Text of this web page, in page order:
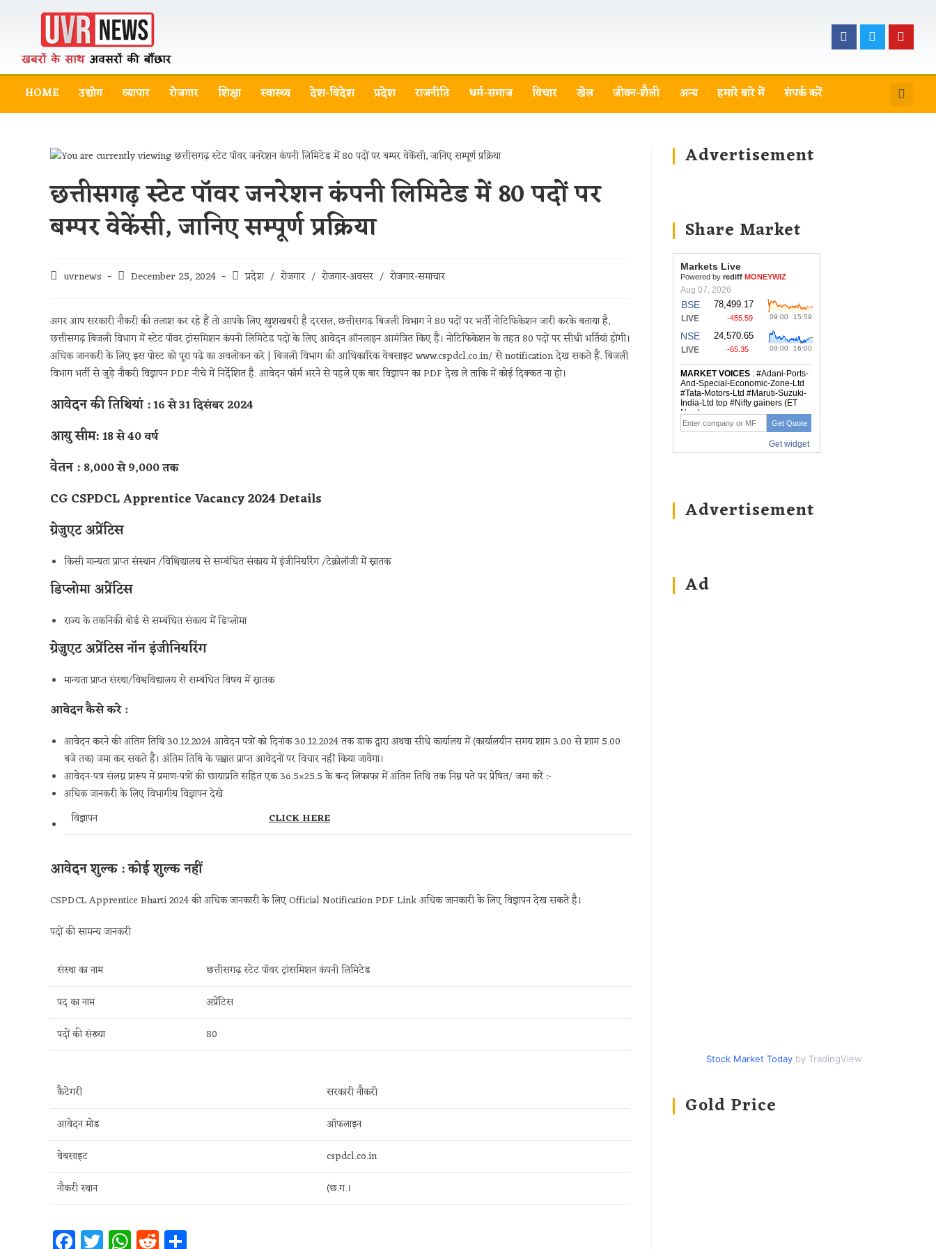
HOME उद्योग व्यापार रोजगार शिक्षा स्वास्थ्य देश-विदेश प्रदेश राजनीति धर्म-समाज विचार खेल जीवन-शैली अन्य हमारे बारे में संपर्क करें
छत्तीसगढ़ स्टेट पॉवर जनरेशन कंपनी लिमिटेड में 80 पदों पर
बम्पर वेकेंसी, जानिए सम्पूर्ण प्रक्रिया
uvrnews December 25, 2024 प्रदेश / रोजगार / रोजगार-अवसर / रोजगार-समाचार
अगर आप सरकारी नौकरी की तलाश कर रहे हैं तो आपके लिए खुशखबरी है दरसल, छत्तीसगढ़ बिजली विभाग ने 80 पदों पर भर्ती नोटिफिकेशन जारी करके बताया है,
छत्तीसगढ़ बिजली विभाग में स्टेट पॉवर ट्रांसमिशन कंपनी लिमिटेड पदों के लिए आवेदन ऑनलाइन आमंत्रित किए हैं। नोटिफिकेशन के तहत 80 पदों पर सीधी भर्तियां होंगी।
अधिक जानकरी के लिए इस पोस्ट को पूरा पढ़े का अवलोकन करे | बिजली विभाग की आधिकारिक वेबसाइट www.cspdcl.co.in/ से notification देख सकते हैं. बिजली
विभाग भर्ती से जुड़े नौकरी विज्ञापन PDF नीचे में निर्देशित है. आवेदन फॉर्म भरने से पहले एक बार विज्ञापन का PDF देख ले ताकि में कोई दिक्कत ना हो।
आवेदन की तिथियां :16 से31 दिसंबर 2024
आयु सीम:18 से 40 वर्ष
वेतन : 8,000 से 9,000 तक
CG CSPDCL Apprentice Vacancy 2024 Details
ग्रेजुएट अप्रेंटिस
किसी मान्यता प्राप्त संस्थान /विश्विद्यालय से सम्बंधित संकाय में इंजीनियरिंग /टेक्नोलॉजी में स्नातक
डिप्लोमा अप्रेंटिस
राज्य के तकनिकी बोर्ड से सम्बंधित संकाय में डिप्लोमा
ग्रेजुएट अप्रेंटिस नॉन इंजीनियरिंग
मान्यता प्राप्त संस्था/विश्वविद्यालय से सम्बंधित विषय में स्नातक
आवेदन कैसे करे :
आवेदन करने की अंतिम तिथि 30.12.2024 आवेदन पत्रों को दिनांक 30.12.2024 तक डाक द्वारा अथवा सीधे कार्यालय में (कार्यालयीन समय शाम 3.00 से शाम 5.00
बजे तक) जमा कर सकते हैं। अंतिम तिथि के पश्चात प्राप्त आवेदनों पर विचार नहीं किया जावेगा।
आवेदन-पत्र संलग्न प्रारूप में प्रमाण-पत्रों की छायाप्रति सहित एक 36.5×25.5 के बन्द लिफाफा में अंतिम तिथि तक निम्न पते पर प्रेषित/ जमा करें :-
अधिक जानकरी के लिए विभागीय विज्ञापन देखे
विज्ञापन
CLICK HERE
आवेदन शुल्क : कोई शुल्क नहीं
CSPDCL Apprentice Bharti 2024 की अधिक जानकारी के लिए Official Notification PDF Link अधिक जानकारी के लिए विज्ञापन देख सकते है।
पदों की सामन्य जानकरी
संस्था का नाम
छत्तीसगढ़ स्टेट पॉवर ट्रांसमिशन कंपनी लिमिटेड
पद का नाम
अप्रेंटिस
पदों की संख्या
80
कैटेगरी
सरकारी नौकरी
आवेदन मोड
ऑफलाइन
वेबसाइट
cspdcl.co.in
नौकरी स्थान
(छ.ग.।
Advertisement
Share Market
Advertisement
Ad
Stock Market Today by TradingView
Gold Price